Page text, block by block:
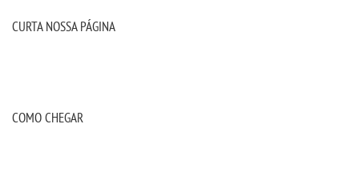
CURTA NOSSA PÁGINA
COMO CHEGAR